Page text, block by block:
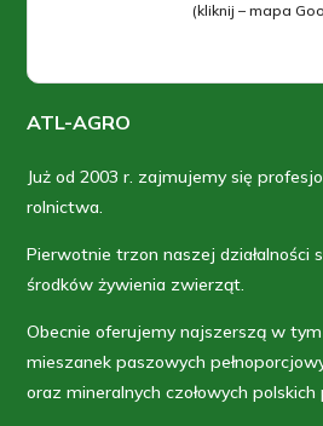
(kliknij – mapa
ATL-AGRO
Już od 2003 r. zajmujemy się
rolnictwa.
Pierwotnie trzon naszej działalności
środków żywienia zwierząt.
Obecnie oferujemy najszerszą w
mieszanek paszowych
oraz mineralnych czołowych